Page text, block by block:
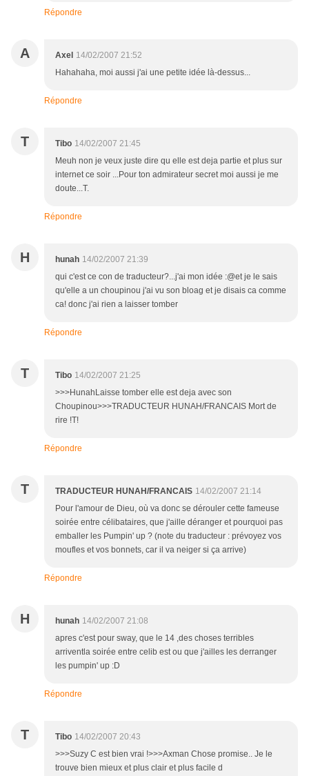
Répondre
A Axel 14/02/2007 21:52
Hahahaha, moi aussi j'ai une petite idée là-dessus...
Répondre
T Tibo 14/02/2007 21:45
Meuh non je veux juste dire qu elle est deja partie et plus sur
internet ce soir ...Pour ton admirateur secret moi aussi je me
doute...T.
Répondre
H hunah 14/02/2007 21:39
qui c'est ce con de traducteur?...j'ai mon idée :@et je le sais
qu'elle a un choupinou j'ai vu son bloag et je disais ca comme
ca! donc j'ai rien a laisser tomber
Répondre
T Tibo 14/02/2007 21:25
>>>HunahLaisse tomber elle est deja avec son
Choupinou>>>TRADUCTEUR HUNAH/FRANCAIS Mort de
rire !T!
Répondre
T TRADUCTEUR HUNAH/FRANCAIS 14/02/2007 21:14
Pour l'amour de Dieu, où va donc se dérouler cette fameuse
soirée entre célibataires, que j'aille déranger et pourquoi pas
emballer les Pumpin' up ? (note du traducteur : prévoyez vos
moufles et vos bonnets, car il va neiger si ça arrive)
Répondre
H hunah 14/02/2007 21:08
apres c'est pour sway, que le 14 ,des choses terribles
arriventla soirée entre celib est ou que j'ailles les derranger
les pumpin' up :D
Répondre
T Tibo 14/02/2007 20:43
>>>Suzy C est bien vrai !>>>Axman Chose promise.. Je le
trouve bien mieux et plus clair et plus facile d